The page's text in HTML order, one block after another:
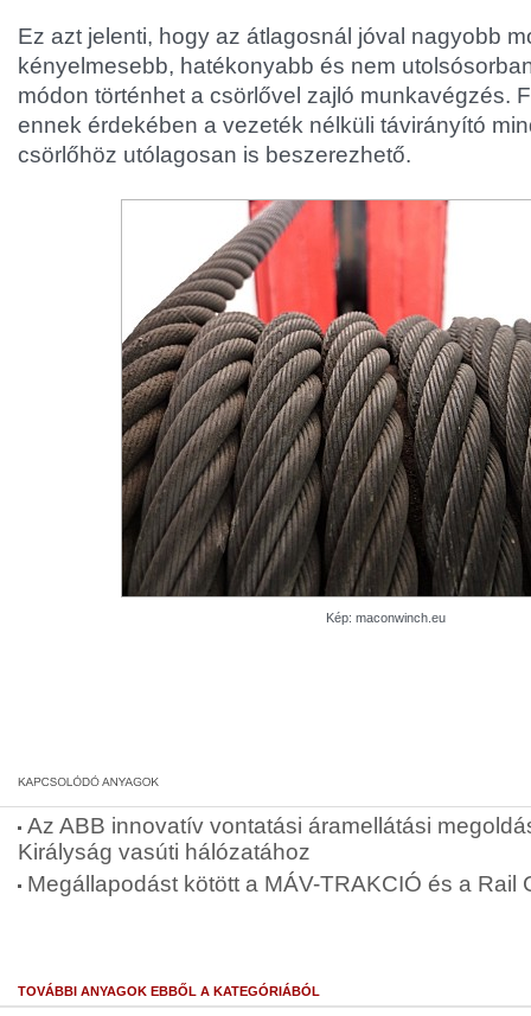
Ez azt jelenti, hogy az átlagosnál jóval nagyobb
kényelmesebb, hatékonyabb és nem
módon történhet a csörlővel zajló munkavégzés.
ennek érdekében a vezeték nélküli távirányító
csörlőhöz utólagosan is beszerezhető.
Kép: maconwinch.eu
Az ABB innovatív vontatási áramellátási
Királyság vasúti hálózatához
Megállapodást kötött a MÁV-TRAKCIÓ és a Rail
TOVÁBBI ANYAGOK EBBŐL A KATEGÓRIÁBÓL